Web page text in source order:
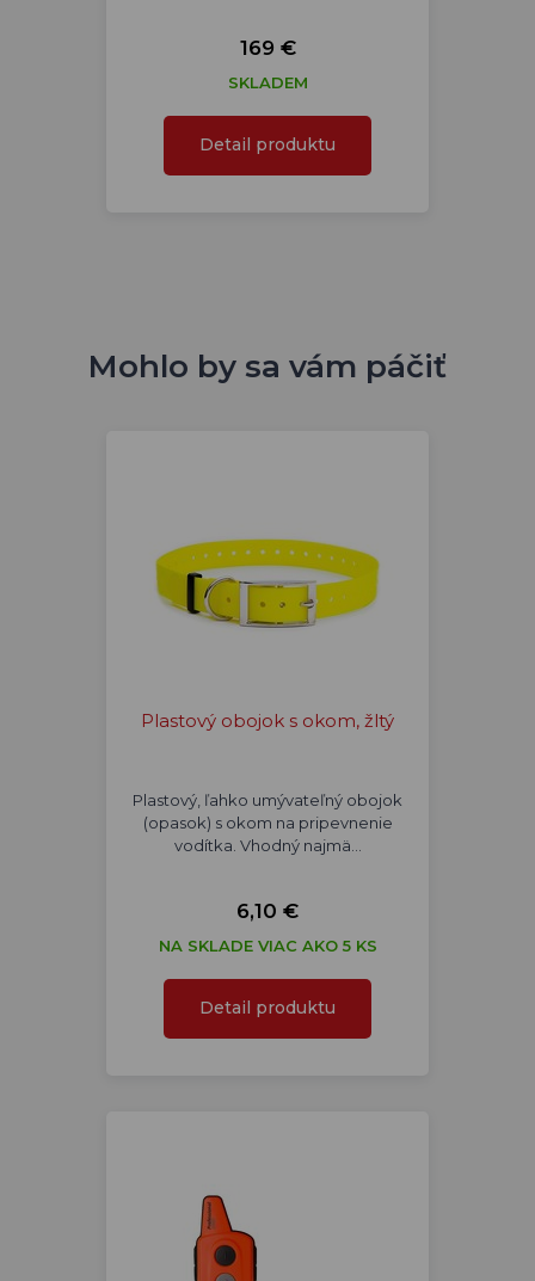
169 €
SKLADEM
Detail produktu
Mohlo by sa vám páčiť
Plastový obojok s okom, žltý
Plastový, ľahko umývateľný obojok
(opasok) s okom na pripevnenie
vodítka. Vhodný najmä…
6,10 €
NA SKLADE VIAC AKO 5 KS
Detail produktu